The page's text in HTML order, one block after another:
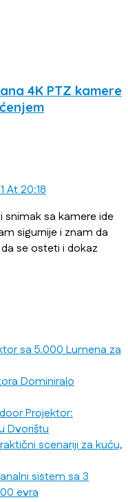
4K PTZ kamere
At 20:18
sa kamere ide
sigurnije i znam da
se osteti i dokaz
sa 5.000 Lumena za
Dominiralo
Projektor:
Dvorištu
scenariji za kuću,
sistem sa 3
evra